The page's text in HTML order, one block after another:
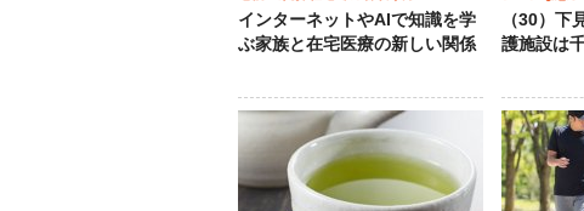
インターネットやAIで知識を学
ぶ家族と在宅医療の新しい関係
（30）
護施設は